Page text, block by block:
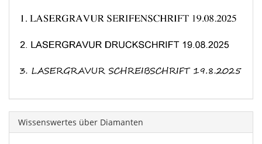
Wissenswertes über Diamanten